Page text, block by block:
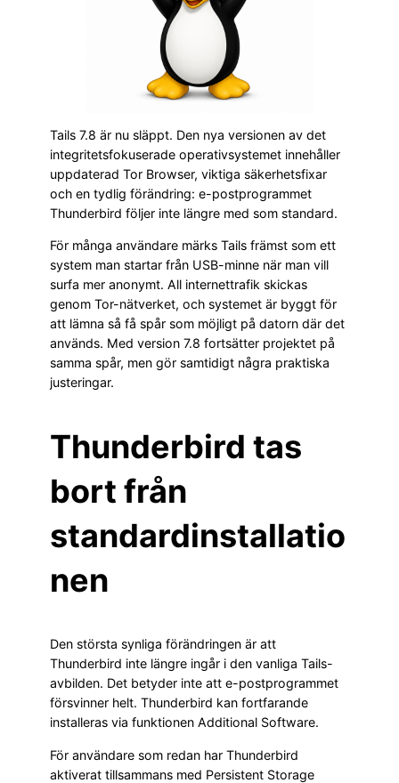
Tails 7.8 är nu släppt. Den nya versionen av det
integritetsfokuserade operativsystemet innehåller
uppdaterad Tor Browser, viktiga säkerhetsfixar
och en tydlig förändring: e-postprogrammet
Thunderbird följer inte längre med som standard.
För många användare märks Tails främst som ett
system man startar från USB-minne när man vill
surfa mer anonymt. All internettrafik skickas
genom Tor-nätverket, och systemet är byggt för
att lämna så få spår som möjligt på datorn där det
används. Med version 7.8 fortsätter projektet på
samma spår, men gör samtidigt några praktiska
justeringar.
Thunderbird tas
bort från
standardinstallatio
nen
Den största synliga förändringen är att
Thunderbird inte längre ingår i den vanliga Tails-
avbilden. Det betyder inte att e-postprogrammet
försvinner helt. Thunderbird kan fortfarande
installeras via funktionen Additional Software.
För användare som redan har Thunderbird
aktiverat tillsammans med Persistent Storage